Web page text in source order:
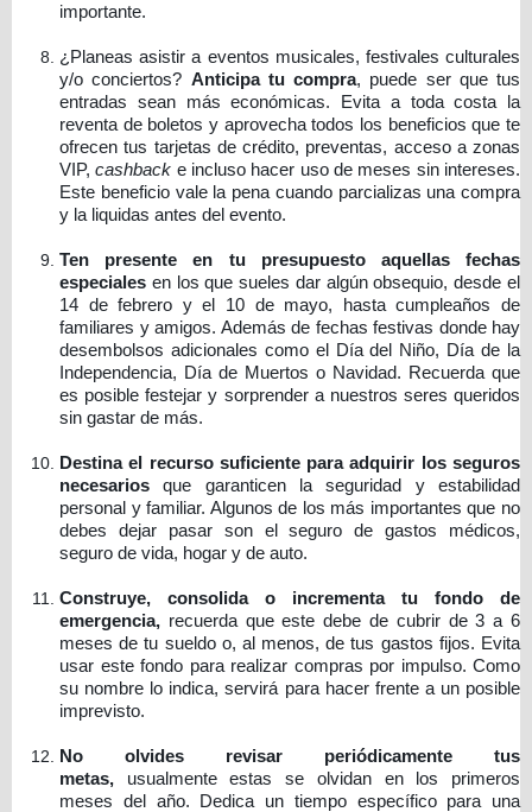
importante.
¿Planeas asistir a eventos musicales, festivales culturales
y/o conciertos? Anticipa tu compra, puede ser que tus
entradas sean más económicas. Evita a toda costa la
reventa de boletos y aprovecha todos los beneficios que te
ofrecen tus tarjetas de crédito, preventas, acceso a zonas
VIP,cashback e incluso hacer uso de meses sin intereses.
Este beneficio vale la pena cuando parcializas una compra
y la liquidas antes del evento.
Ten presente en tu presupuesto aquellas fechas
especiales en los que sueles dar algún obsequio, desde el
14 de febrero y el 10 de mayo, hasta cumpleaños de
familiares y amigos. Además de fechas festivas donde hay
desembolsos adicionales como el Día del Niño, Día de la
Independencia, Día de Muertos o Navidad. Recuerda que
es posible festejar y sorprender a nuestros seres queridos
sin gastar de más.
Destina el recurso suficiente para adquirir los seguros
necesarios que garanticen la seguridad y estabilidad
personal y familiar. Algunos de los más importantes que no
debes dejar pasar son el seguro de gastos médicos,
seguro de vida, hogar y de auto.
Construye, consolida o incrementa tu fondo de
emergencia, recuerda que este debe de cubrir de 3 a 6
meses de tu sueldo o, al menos, de tus gastos fijos. Evita
usar este fondo para realizar compras por impulso. Como
su nombre lo indica, servirá para hacer frente a un posible
imprevisto.
No olvides revisar periódicamente tus
metas, usualmente estas se olvidan en los primeros
meses del año. Dedica un tiempo específico para una